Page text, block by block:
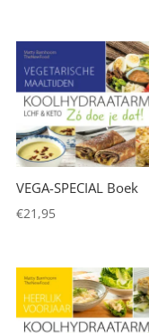
VEGA-SPECIAL Boek
€21,95